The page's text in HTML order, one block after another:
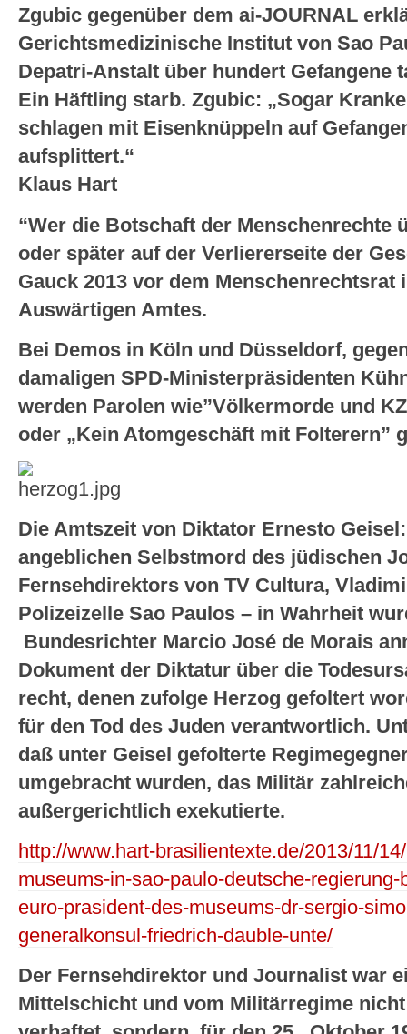
Zgubic gegenüber dem ai-JOURNAL
Gerichtsmedizinische Institut von Sao
Depatri-Anstalt über hundert Gefangene
Ein Häftling starb. Zgubic: „Sogar
schlagen mit Eisenknüppeln auf
aufsplittert.“
Klaus Hart
“Wer die Botschaft der Menschenrechte
oder später auf der Verliererseite der
Gauck 2013 vor dem Menschenrechtsrat
Auswärtigen Amtes.
Bei Demos in Köln und Düsseldorf,
damaligen SPD-Ministerpräsidenten
werden Parolen wie”Völkermorde und
oder „Kein Atomgeschäft mit Folterern”
Die Amtszeit von Diktator Ernesto
angeblichen Selbstmord des jüdischen
Fernsehdirektors von TV Cultura,
Polizeizelle Sao Paulos – in Wahrheit
Bundesrichter Marcio José de Morais
Dokument der Diktatur über die
recht, denen zufolge Herzog gefoltert
für den Tod des Juden verantwortlich.
daß unter Geisel gefolterte
umgebracht wurden, das Militär
außergerichtlich exekutierte.
http://www.hart-brasilientexte.de/2013/11/
museums-in-sao-paulo-deutsche-
euro-prasident-des-museums-dr-sergio-
generalkonsul-friedrich-dauble-unte/
Der Fernsehdirektor und Journalist war
Mittelschicht und vom Militärregime